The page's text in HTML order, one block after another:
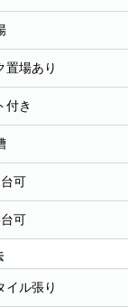
置場あり
付き
可
可
イル張り